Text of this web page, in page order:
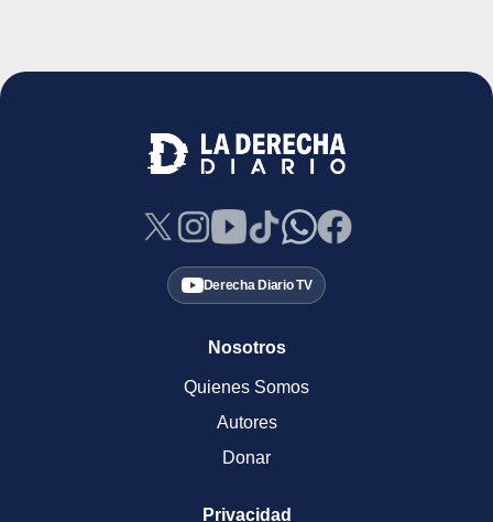
Derecha Diario TV
Nosotros
Quienes Somos
Autores
Donar
Privacidad